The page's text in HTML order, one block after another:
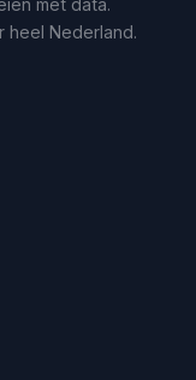
met data.
Nederland.